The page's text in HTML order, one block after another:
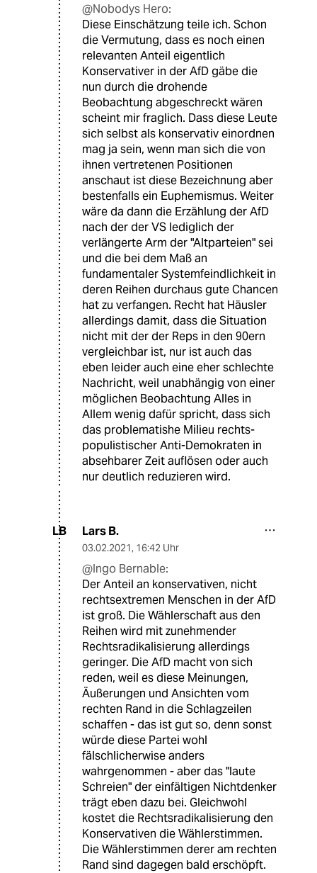
@Nobodys Hero:
Diese Einschätzung teile ich. Schon
die Vermutung, dass es noch einen
relevanten Anteil eigentlich
Konservativer in der AfD gäbe die
nun durch die drohende
Beobachtung abgeschreckt wären
scheint mir fraglich. Dass diese Leute
sich selbst als konservativ einordnen
mag ja sein, wenn man sich die von
ihnen vertretenen Positionen
anschaut ist diese Bezeichnung aber
bestenfalls ein Euphemismus. Weiter
wäre da dann die Erzählung der AfD
nach der der VS lediglich der
verlängerte Arm der "Altparteien" sei
und die bei dem Maß an
fundamentaler Systemfeindlichkeit in
deren Reihen durchaus gute Chancen
hat zu verfangen. Recht hat Häusler
allerdings damit, dass die Situation
nicht mit der der Reps in den 90ern
vergleichbar ist, nur ist auch das
eben leider auch eine eher schlechte
Nachricht, weil unabhängig von einer
möglichen Beobachtung Alles in
Allem wenig dafür spricht, dass sich
das problematishe Milieu rechts-
populistischer Anti-Demokraten in
absehbarer Zeit auflösen oder auch
nur deutlich reduzieren wird.
LB Lars B.
03.02.2021, 16:42 Uhr
@Ingo Bernable:
Der Anteil an konservativen, nicht
rechtsextremen Menschen in der AfD
ist groß. Die Wählerschaft aus den
Reihen wird mit zunehmender
Rechtsradikalisierung allerdings
geringer. Die AfD macht von sich
reden, weil es diese Meinungen,
Äußerungen und Ansichten vom
rechten Rand in die Schlagzeilen
schaffen - das ist gut so, denn sonst
würde diese Partei wohl
fälschlicherwise anders
wahrgenommen - aber das "laute
Schreien" der einfältigen Nichtdenker
trägt eben dazu bei. Gleichwohl
kostet die Rechtsradikalisierung den
Konservativen die Wählerstimmen.
Die Wählerstimmen derer am rechten
Rand sind dagegen bald erschöpft.